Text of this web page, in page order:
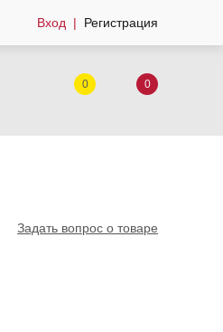
Вход Регистрация
0 0
Задать вопрос о товаре